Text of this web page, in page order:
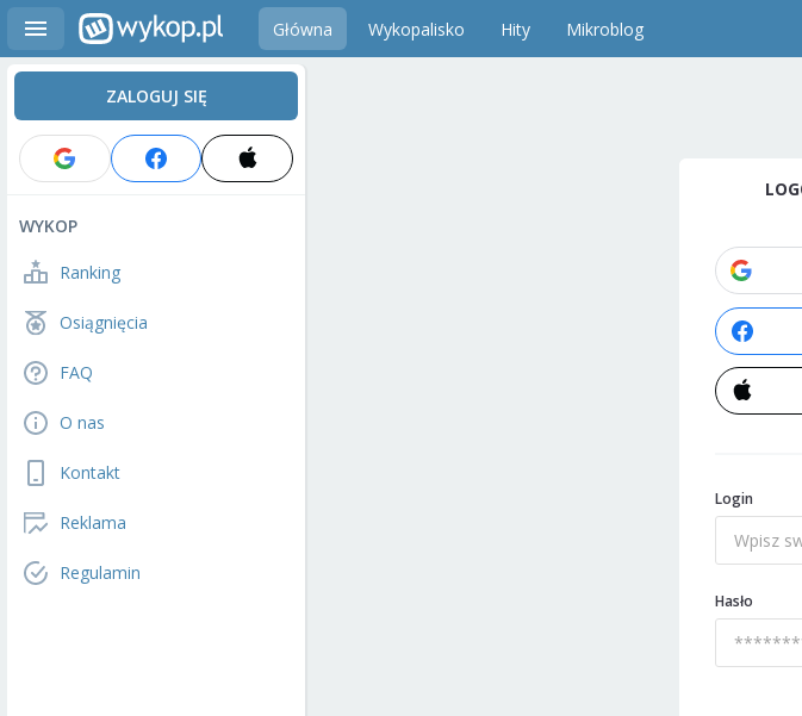
Główna Wykopalisko Hity Mikroblog
ZALOGUJ SIĘ
WYKOP
Ranking
Osiągnięcia
FAQ
O nas
Kontakt
Reklama
Regulamin
Login
Hasło